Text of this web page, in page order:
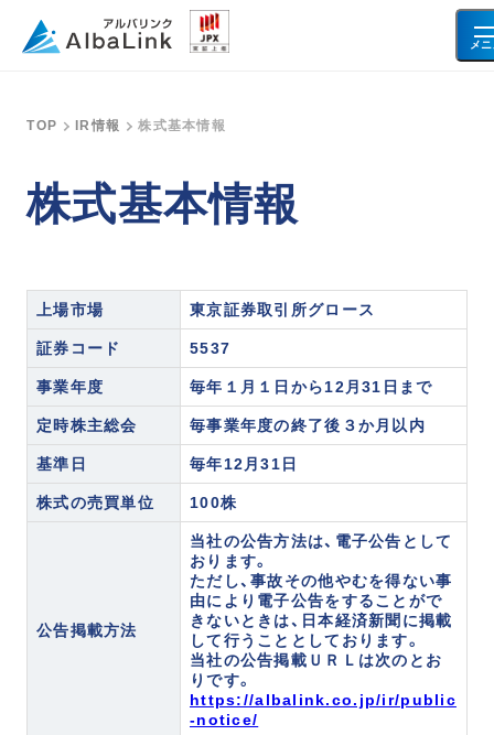
メ
空き家
事故物件
借地・底地
土地
会社情報
事業紹介
サステナビリティ
自治体の方へ
不動産投資家の方へ
TOP IR情報 株式基本情報
株式基本情報
上場市場 東京証券取引所グロース
証券コード 5537
事業年度 毎年１月１日から12月31日まで
定時株主総会 毎事業年度の終了後３か月以内
基準日 毎年12月31日
株式の売買単位 100株
公告掲載方法
当社の公告方法は、電子公告として
おります。
ただし、事故その他やむを得ない事
由により電子公告をすることがで
きないときは、日本経済新聞に掲載
して行うこととしております。
当社の公告掲載ＵＲＬは次のとお
りです。
https://albalink.co.jp/ir/public
-notice/